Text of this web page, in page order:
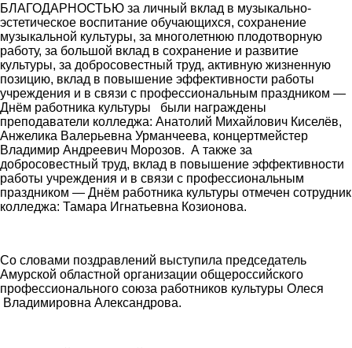
БЛАГОДАРНОСТЬЮ за личный вклад в музыкально-
эстетическое воспитание обучающихся, сохранение
музыкальной культуры, за многолетнюю плодотворную
работу, за большой вклад в сохранение и развитие
культуры, за добросовестный труд, активную жизненную
позицию, вклад в повышение эффективности работы
учреждения и в связи с профессиональным праздником —
Днём работника культуры были награждены
преподаватели колледжа: Анатолий Михайлович Киселёв,
Анжелика Валерьевна Урманчеева, концертмейстер
Владимир Андреевич Морозов. А также за
добросовестный труд, вклад в повышение эффективности
работы учреждения и в связи с профессиональным
праздником — Днём работника культуры отмечен сотрудник
колледжа: Тамара Игнатьевна Козионова.
Со словами поздравлений выступила председатель
Амурской областной организации общероссийского
профессионального союза работников культуры Олеся
Владимировна Александрова.